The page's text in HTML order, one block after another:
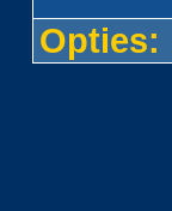
Opties: